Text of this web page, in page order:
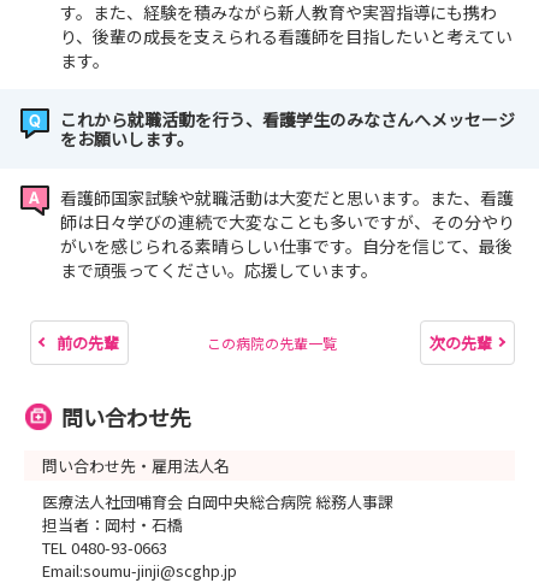
す。また、経験を積みながら新人教育や実習指導にも携わ
り、後輩の成長を支えられる看護師を目指したいと考えてい
ます。
これから就職活動を行う、看護学生のみなさんへメッセージ
をお願いします。
看護師国家試験や就職活動は大変だと思います。また、看護
師は日々学びの連続で大変なことも多いですが、その分やり
がいを感じられる素晴らしい仕事です。自分を信じて、最後
まで頑張ってください。応援しています。
前の先輩 この病院の先輩一覧 次の先輩
問い合わせ先
問い合わせ先・雇用法人名
医療法人社団哺育会 白岡中央総合病院 総務人事課
担当者：岡村・石橋
TEL 0480-93-0663
Email:soumu-jinji@scghp.jp